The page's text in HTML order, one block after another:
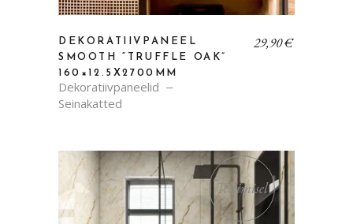
DEKORATIIVPANEEL
SMOOTH “TRUFFLE OAK”
160×12.5X2700MM
Dekoratiivpaneelid
Seinakatted
29,90€
Tellimisel